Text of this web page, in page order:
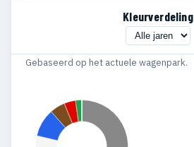
Kleurverdeling
Gebaseerd op het actuele wagenpark.